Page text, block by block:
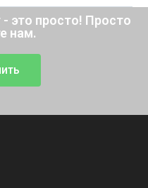
это просто! Просто
нам.